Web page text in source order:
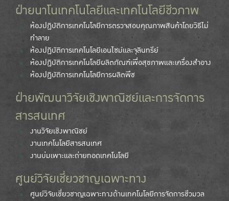
ฝ่ายนาโนเทคโนโลยีและเทคโนโลยีชีวภาพ
ห้องปฏิบัติการเทคโนโลยีการตรวจสอบคุณภาพสินค้าโดยวิธีไม่
ทำลาย
ห้องปฏิบัติการเทคโนโลยีเอนไซม์และจุลินทรีย์
ห้องปฏิบัติการเทคโนโลยีผลิตภัณฑ์เพื่อสุขภาพและเครื่องสำอาง
ห้องปฏิบัติการเทคโนโลยีการผลิตพืช
ฝ่ายพัฒนาวิจัยเชิงพาณิชย์และการจัดการ
สารสนเทศ
งานวิจัยเชิงพาณิชย์
งานเทคโนโลยีสารสนเทศ
งานบ่มเพาะและถ่ายทอดเทคโนโลยี
ศูนย์วิจัยเชี่ยวชาญเฉพาะทาง
ศูนย์วิจัยเชี่ยวชาญเฉพาะทางด้านเทคโนโลยีการจัดการชีวมวล